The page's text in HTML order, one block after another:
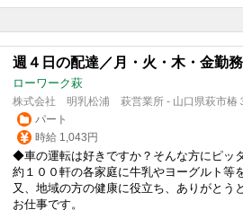
週４日の配達／月・火・木・金勤
ローワーク萩
株式会社 明乳松浦 萩営業所 - 山口県萩市椿
パート
時給 1,043円
◆車の運転は好きですか？そんな方にピッ
約１００軒の各家庭に牛乳やヨーグルト等
又、地域の方の健康に役立ち、ありがとう
お仕事です。